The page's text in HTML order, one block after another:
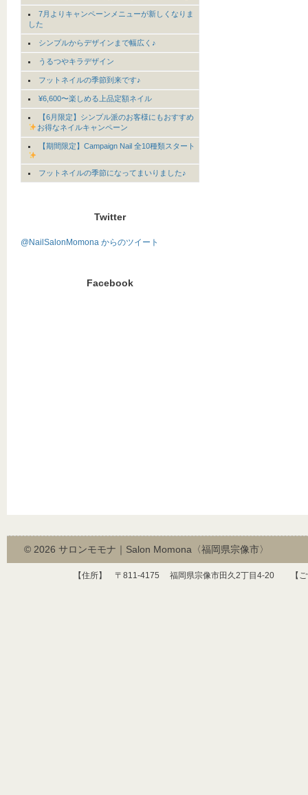
7月よりキャンペーンメニューが新しくなりま
した
シンプルからデザインまで幅広く♪
うるつやキラデザイン
フットネイルの季節到来です♪
¥6,600〜楽しめる上品定額ネイル
【6月限定】シンプル派のお客様にもおすすめ
お得なネイルキャンペーン
【期間限定】Campaign Nail 全10種類スタート
フットネイルの季節になってまいりました♪
Twitter
@NailSalonMomona からのツイート
Facebook
© 2026 サロンモモナ｜Salon Momona〈福岡県宗像市〉
【住所】 〒 811-4175 福岡県宗像市田久2丁目 4-20 【ご